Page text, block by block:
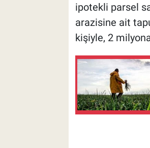
ipotekli parsel
arazisine ait
kişiyle, 2